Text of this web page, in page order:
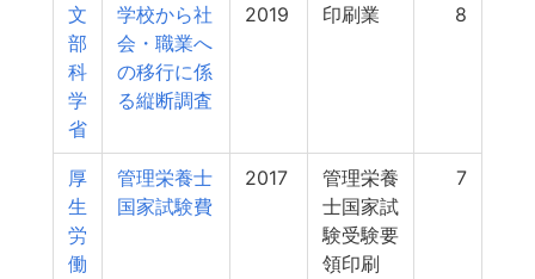
文
部
科
学
省
学校から社
会・職業へ
の移行に係
る縦断調査
2019 印刷業 8
厚
生
労
働
管理栄養士
国家試験費
2017
管理栄養
士国家試
験受験要
領印刷
7